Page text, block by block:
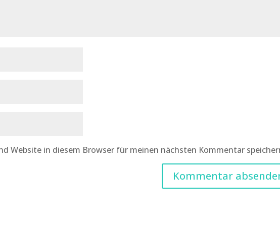
Website in diesem Browser für meinen nächsten Kommentar